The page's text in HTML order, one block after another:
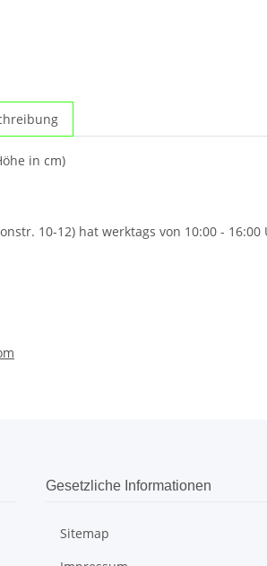
in cm)
10-12) hat werktags von 10:00 - 16:00
Gesetzliche Informationen
Sitemap